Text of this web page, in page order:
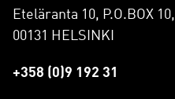
Eteläranta 10, P.O.BOX 10,
00131 HELSINKI
+358 (0)9 192 31